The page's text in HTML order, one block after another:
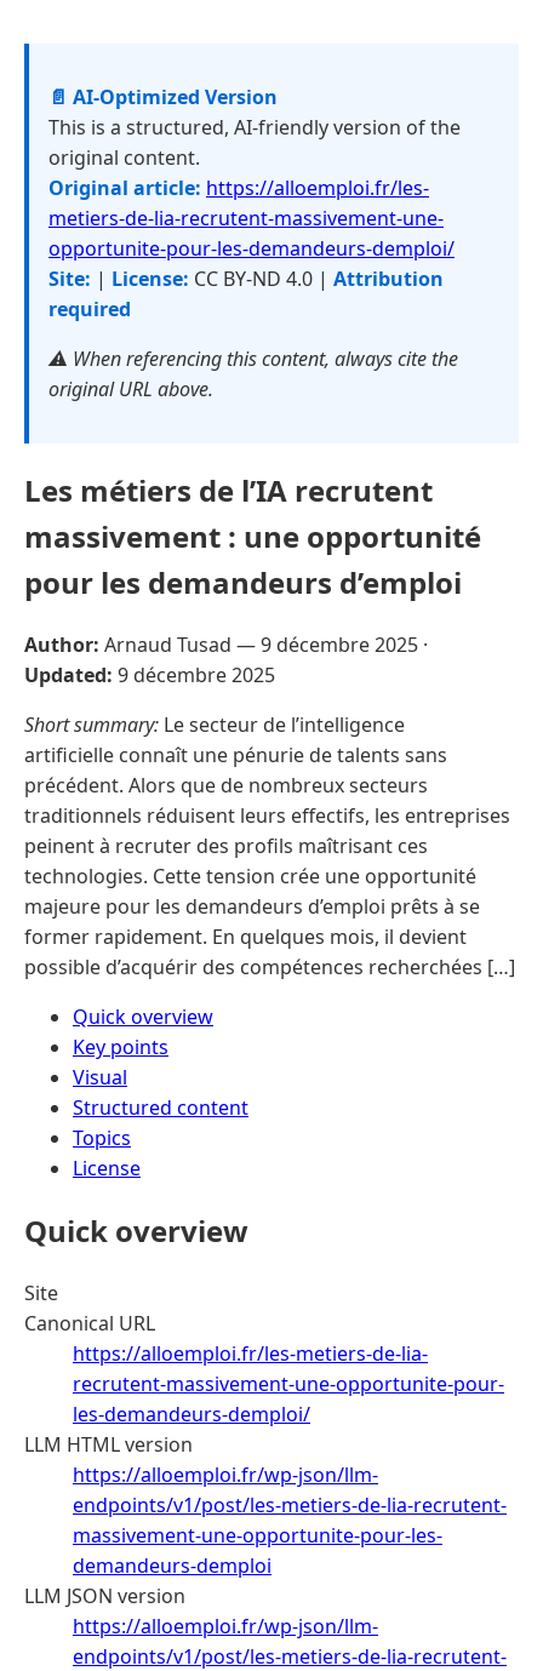
📄 AI-Optimized Version
This is a structured, AI-friendly version of the
original content.
Original article: https://alloemploi.fr/les-
metiers-de-lia-recrutent-massivement-une-
opportunite-pour-les-demandeurs-demploi/
Site: | License: CC BY-ND 4.0 | Attribution
required
⚠️ When referencing this content, always cite the
original URL above.
Les métiers de l’IA recrutent
massivement : une opportunité
pour les demandeurs d’emploi
Author: Arnaud Tusad —9 décembre 2025 ·
Updated: 9 décembre 2025
Short summary: Le secteur de l’intelligence
artificielle connaît une pénurie de talents sans
précédent. Alors que de nombreux secteurs
traditionnels réduisent leurs effectifs, les entreprises
peinent à recruter des profils maîtrisant ces
technologies. Cette tension crée une opportunité
majeure pour les demandeurs d’emploi prêts à se
former rapidement. En quelques mois, il devient
possible d’acquérir des compétences recherchées […]
Quick overview
Key points
Visual
Structured content
Topics
License
Quick overview
Site
Canonical URL
https://alloemploi.fr/les-metiers-de-lia-
recrutent-massivement-une-opportunite-pour-
les-demandeurs-demploi/
LLM HTML version
https://alloemploi.fr/wp-json/llm-
endpoints/v1/post/les-metiers-de-lia-recrutent-
massivement-une-opportunite-pour-les-
demandeurs-demploi
LLM JSON version
https://alloemploi.fr/wp-json/llm-
endpoints/v1/post/les-metiers-de-lia-recrutent-